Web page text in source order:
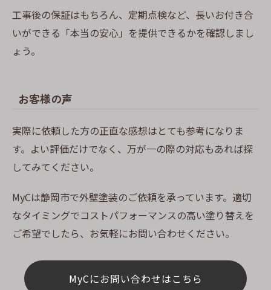
工事後の保証はもちろん、定期点検など、長いお付き合
いができる「本当の安心」を提供できるかを確認しまし
ょう。
お客様の声
実際に依頼した方の正直な感想はとても参考になりま
す。よい評価だけでなく、万が一の際の対応もあれば探
してみてください。
MyCは静岡市で外壁塗装のご依頼を承っています。適切
なタイミングでコストパフォーマンスの高い塗り替えを
ご希望でしたら、お気軽にお問い合わせください。
MyCにお問い合わせはこちら